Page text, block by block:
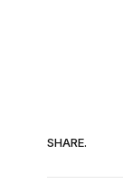
SHARE.